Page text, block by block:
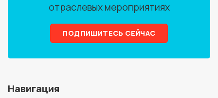
отраслевых мероприятиях
ПОДПИШИТЕСЬ СЕЙЧАС
Навигация